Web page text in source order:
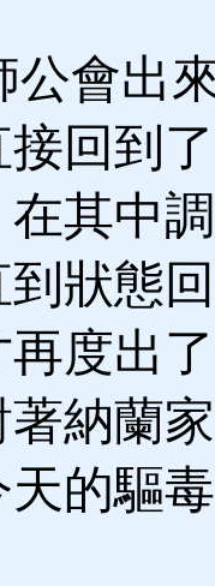
會出
回到
其中
狀態
度出
納蘭
的驅